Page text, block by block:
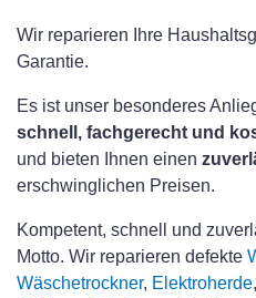
Wir reparieren Ihre
Garantie.
Es ist unser besonderes
schnell, fachgerecht und
und bieten Ihnen einen
erschwinglichen Preisen.
Kompetent, schnell und
Motto. Wir reparieren defekte
Wäschetrockner, Elektroherde,